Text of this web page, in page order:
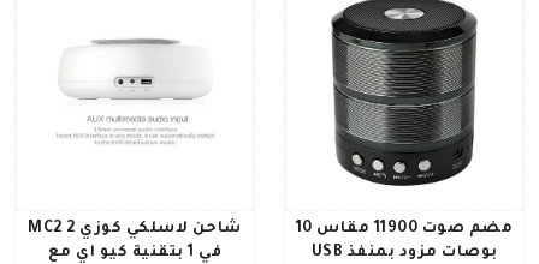
مضم صوت 11900 مقاس 10
بوصات مزود بمنفذ USB
شاحن لاسلكي كوزي MC2 2
في 1 بتقنية كيو اي مع